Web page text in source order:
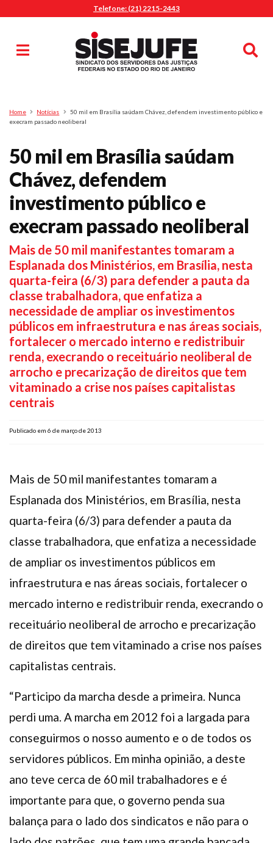
Telefone: (21) 2215-2443
Pesquisa
Home Notícias
50 mil em Brasília saúdam Chávez, defendem investimento público e
execram passado neoliberal
50 mil em Brasília saúdam
Chávez, defendem
investimento público e
execram passado neoliberal
Mais de 50 mil manifestantes tomaram a
Esplanada dos Ministérios, em Brasília, nesta
quarta-feira (6/3) para defender a pauta da
classe trabalhadora, que enfatiza a
necessidade de ampliar os investimentos
públicos em infraestrutura e nas áreas sociais,
fortalecer o mercado interno e redistribuir
renda, execrando o receituário neoliberal de
arrocho e precarização de direitos que tem
vitaminado a crise nos países capitalistas
centrais
Publicado em 6 de março de 2013
Mais de 50 mil manifestantes tomaram a
Esplanada dos Ministérios, em Brasília, nesta
quarta-feira (6/3) para defender a pauta da
classe trabalhadora, que enfatiza a necessidade
de ampliar os investimentos públicos em
infraestrutura e nas áreas sociais, fortalecer o
mercado interno e redistribuir renda, execrando o
receituário neoliberal de arrocho e precarização
de direitos que tem vitaminado a crise nos países
capitalistas centrais.
“Participo da marcha desde a primeira. Nunca
perdi uma. A marcha em 2012 foi a largada para
conseguirmos o nosso aumento e o de todos os
servidores públicos. Em minha opinião, a deste
ano teve cerca de 60 mil trabalhadores e é
importante para que, o governo penda sua
balança para o lado dos sindicatos e não para o
MENU
Sindicalize-se
Jurídico
O Sindicato
Agenda
Casa do Alto
Nossos Convênios
Gympass Wellhub
Seguro Auto
Plano de Saúde
Assistência Funeral
Pós-graduação
FacebookInstagramTwitter YoutubeTikTok Whatsapp